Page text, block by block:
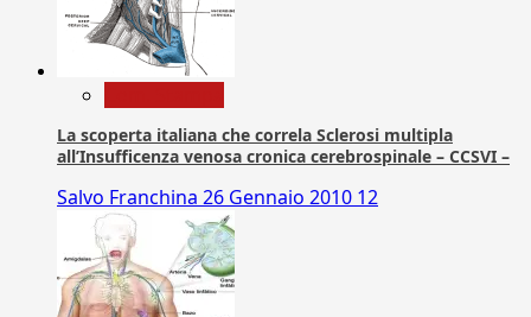
La scoperta italiana che correla Sclerosi multipla
all’Insufficenza venosa cronica cerebrospinale – CCSVI –
Salvo Franchina 26 Gennaio 2010 12